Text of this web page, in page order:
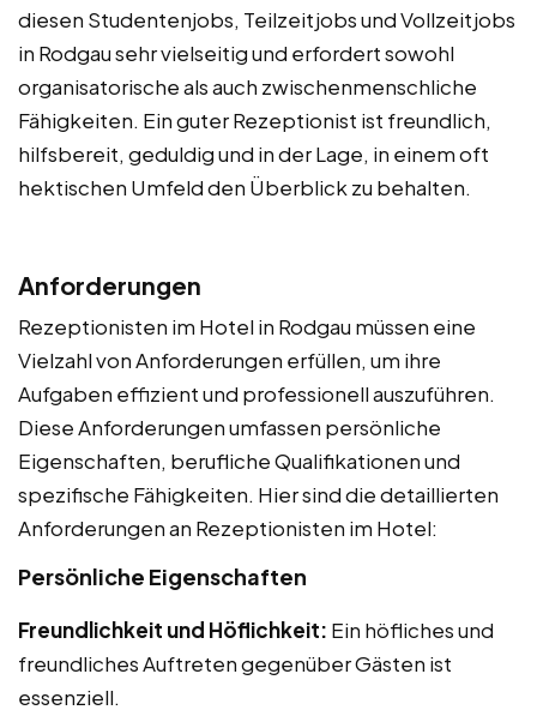
diesen Studentenjobs, Teilzeitjobs und Vollzeitjobs
in Rodgau sehr vielseitig und erfordert sowohl
organisatorische als auch zwischenmenschliche
Fähigkeiten. Ein guter Rezeptionist ist freundlich,
hilfsbereit, geduldig und in der Lage, in einem oft
hektischen Umfeld den Überblick zu behalten.
Anforderungen
Rezeptionisten im Hotel in Rodgau müssen eine
Vielzahl von Anforderungen erfüllen, um ihre
Aufgaben effizient und professionell auszuführen.
Diese Anforderungen umfassen persönliche
Eigenschaften, berufliche Qualifikationen und
spezifische Fähigkeiten. Hier sind die detaillierten
Anforderungen an Rezeptionisten im Hotel:
Persönliche Eigenschaften
Freundlichkeit und Höflichkeit: Ein höfliches und
freundliches Auftreten gegenüber Gästen ist
essenziell.